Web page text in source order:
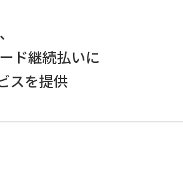
ド継続払いに
スを提供